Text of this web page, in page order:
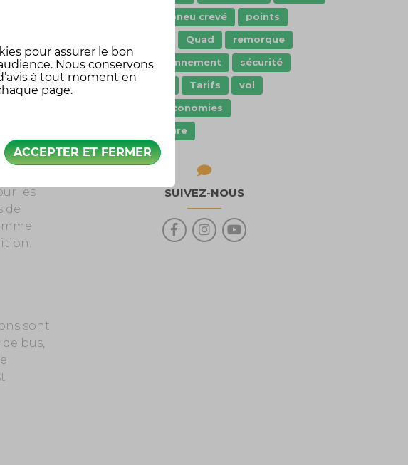
qu’en
plus
La
plus
les
de
sont
bus,
pneu crevé
points
Quad
remorque
scooter
stationnement
sécurité
sécurité routière
Tarifs
vol
économies
équipement voiture
SUIVEZ-NOUS
pour assurer le bon
Nous conservons
à tout moment en
page.
ACCEPTER ET FERMER